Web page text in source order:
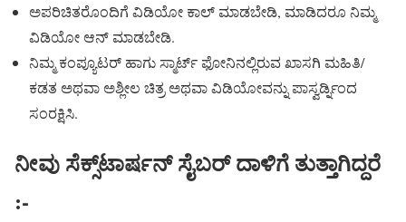
ಅಪರಿಚಿತರೊಂದಿಗೆ ವಿಡಿಯೋ ಕಾಲ್ ಮಾಡಬೇಡಿ, ಮಾಡಿದರೂ ನಿಮ್ಮ
ವಿಡಿಯೋ ಆನ್ ಮಾಡಬೇಡಿ.
ನಿಮ್ಮ ಕಂಪ್ಯೂಟರ್ ಹಾಗು ಸ್ಮಾರ್ಟ್ ಫೋನಿನಲ್ಲಿರುವ ಖಾಸಗಿ ಮಹಿತಿ/
ಕಡತ ಅಥವಾ ಅಶ್ಲೀಲ ಚಿತ್ರ ಅಥವಾ ವಿಡಿಯೋವನ್ನು ಪಾಸ್ವರ್ಡ್ನಿಂದ
ಸಂರಕ್ಷಿಸಿ.
ನೀವು ಸೆಕ್ಸ್‌ಟಾರ್ಷನ್‌ ಸೈಬರ್ ದಾಳಿಗೆ ತುತ್ತಾಗಿದ್ದರೆ
:-